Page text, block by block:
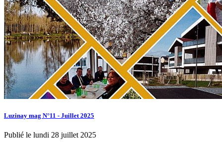
Luzinay mag N°11 - Juillet 2025
Publié le lundi 28 juillet 2025